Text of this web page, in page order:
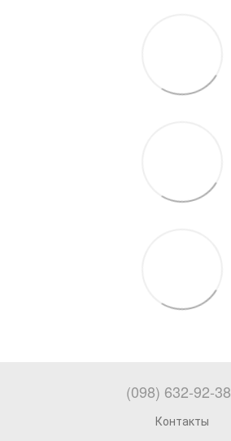
(098) 632-92-38
Контакты